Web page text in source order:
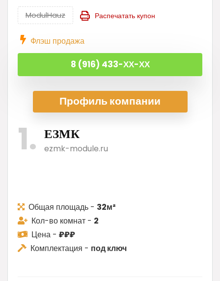
составляла
000 ₽.
3
ModulHauz Распечатать купон
Флэш продажа
8 (916) 433-ХХ-ХХ
Профиль компании
1 ЕЗМК
ezmk-module.ru
Общая площадь - 32м²
Кол-во комнат - 2
Цена - ₽₽₽
Комплектация - под ключ